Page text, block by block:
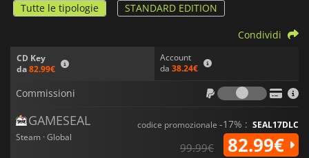
Tutte le tipologie STANDARD EDITION
CD Key
da82.99€
Account
da 38.24€
Condividi
Commissioni
GAMESEAL
Steam · Global
codice promozionale -17% : SEAL17DLC
99.99€ 82.99€